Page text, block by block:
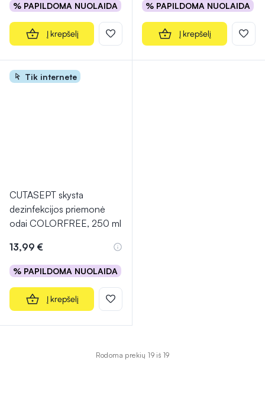
% PAPILDOMA NUOLAIDA
Į krepšelį
% PAPILDOMA NUOLAIDA
Į krepšelį
Tik internete
CUTASEPT skysta
dezinfekcijos priemonė
odai COLORFREE, 250 ml
13,99 €
% PAPILDOMA NUOLAIDA
Į krepšelį
Rodoma prekių 19 iš 19